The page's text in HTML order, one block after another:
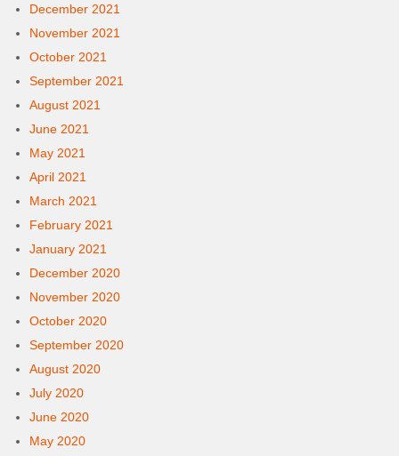
December 2021
November 2021
October 2021
September 2021
August 2021
June 2021
May 2021
April 2021
March 2021
February 2021
January 2021
December 2020
November 2020
October 2020
September 2020
August 2020
July 2020
June 2020
May 2020